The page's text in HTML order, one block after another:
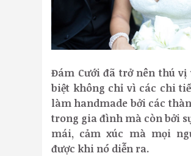
Đám Cưới đã trở nên thú vị
biệt không chỉ vì các chi
làm handmade bởi các
trong gia đình mà còn bởi
mái, cảm xúc mà mọi
được khi nó diễn ra.